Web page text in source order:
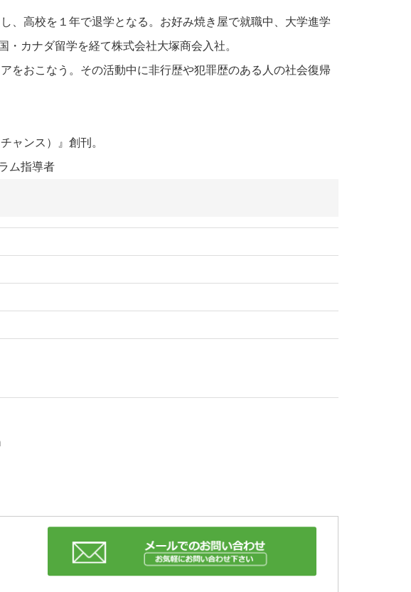
、高校を１年で退学となる。お好み焼き屋で就職中、大学進学
カナダ留学を経て株式会社大塚商会入社。
をおこなう。その活動中に非行歴や犯罪歴のある人の社会復帰
ャンス）』創刊。
ム指導者